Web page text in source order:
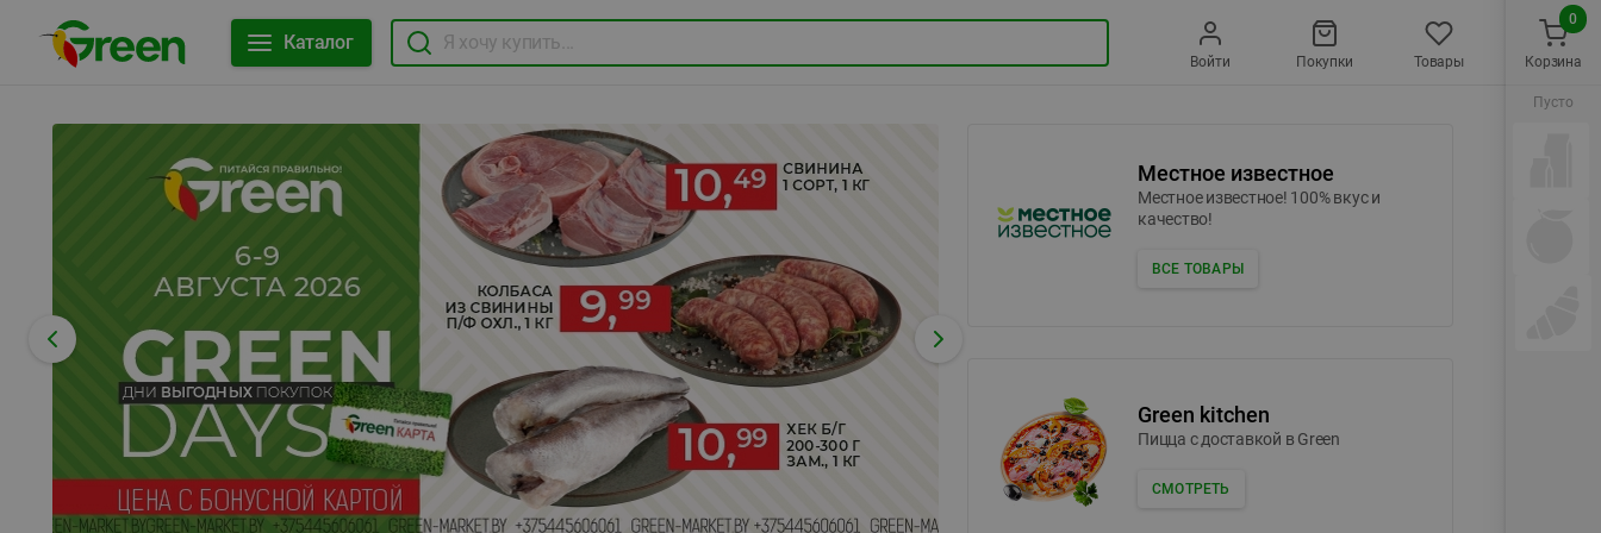
Каталог
Войти Покупки Товары
Местное известное
Местное известное! 100% вкус и
качество!
ВСЕ ТОВАРЫ
Green kitchen
Пицца c доставкой в Green
СМОТРЕТЬ
Корзина
0
Пусто